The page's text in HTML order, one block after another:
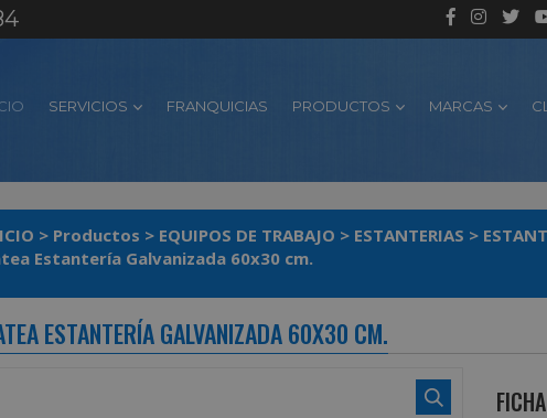
SERVICIOS FRANQUICIAS PRODUCTOS MARCAS
> Productos > EQUIPOS DE TRABAJO > ESTANTERIAS >
Batea Estantería Galvanizada 60x30 cm.
ESTANTERÍA GALVANIZADA 60X30 CM.